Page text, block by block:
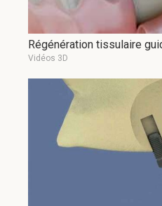
Régénération tissulaire
Vidéos 3D